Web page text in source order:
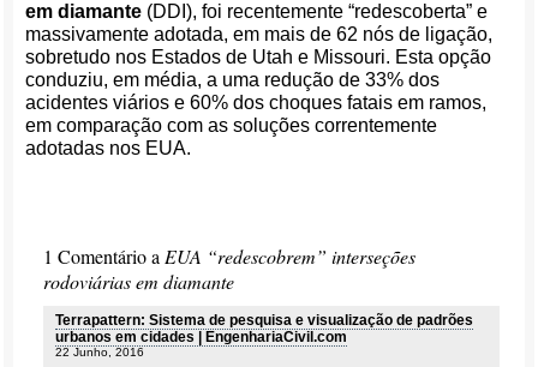
em diamante (DDI), foi recentemente “redescoberta” e
massivamente adotada, em mais de 62 nós de ligação,
sobretudo nos Estados de Utah e Missouri. Esta opção
conduziu, em média, a uma redução de 33% dos
acidentes viários e 60% dos choques fatais em ramos,
em comparação com as soluções correntemente
adotadas nos EUA.
1 Comentário a EUA “redescobrem” interseções
rodoviárias em diamante
Terrapattern: Sistema de pesquisa e visualização de padrões
urbanos em cidades | EngenhariaCivil.com
22 Junho, 2016